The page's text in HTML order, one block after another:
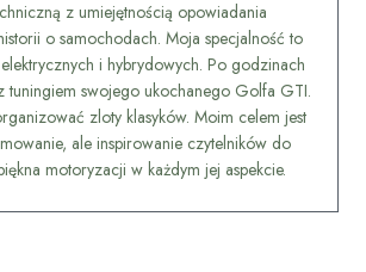
z umiejętnością opowiadania
o samochodach. Moja specjalność to
i hybrydowych. Po godzinach
tuningiem swojego ukochanego Golfa GTI.
zloty klasyków. Moim celem jest
ale inspirowanie czytelników do
motoryzacji w każdym jej aspekcie.